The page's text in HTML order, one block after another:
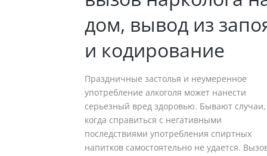
дом, вывод из
и кодирование
Праздничные застолья и неумеренное
употребление алкоголя может нанести
серьезный вред здоровью. Бывают случаи,
когда справиться с негативными
последствиями употребления спиртных
напитков самостоятельно не удается.